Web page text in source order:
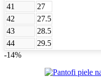
41
27
42
27.5
43
28.5
44
29.5
-14%